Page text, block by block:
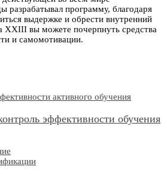
разрабатывал программу, благодаря
выдержке и обрести внутренний
XXIII вы можете почерпнуть средства
и самомотивации.
эффективности обучения